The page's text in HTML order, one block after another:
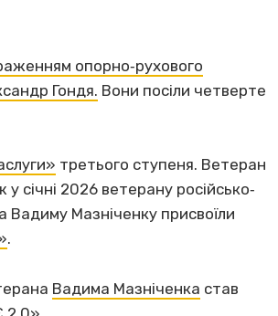
опорно‐рухового
Гондя. Вони посіли четверте
третього ступеня. Ветеран
січні 2026 ветерану російсько‐
Вадиму Мазніченку присвоїли
.
Вадима Мазніченка став